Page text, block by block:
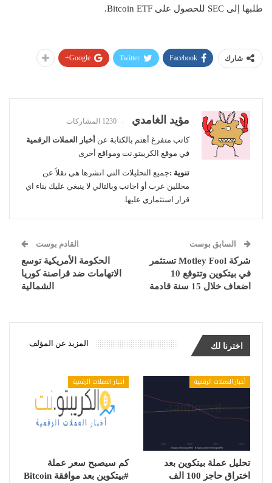
طلبها إلى SEC للحصول على Bitcoin ETF.
شارك Facebook
Twitter
Google+
مؤيد الغامدي 1230 المشاركات
كاتب متفرغ أهتم بالكتابة عن أخبار العملات الرقمية
في موقع الكريبتو.نت ومواقع أخرى
تنوية :جميع التحليلات التي انشرها هي نقلاً عن
محللين عرب أو اجانب وبالتالي لا ينبغي عليك بناء اي
قرار استثماري عليها.
السابق بوست
شركة Motley Fool تستثمر
في بيتكوين وتتوقع 10
اضعاف خلال 15 سنة قادمة
القادم بوست
الحكومة الأمريكية توسع
الاتهامات ضد قراصنة كوريا
الشمالية
اخترنا لك المزيد عن المؤلف
أخبار العملات الرقمية
تحليل عملة بيتكوين بعد
اختراق حاجز 100 الف
أخبار العملات الرقمية
كم سيصبح سعر عملة
#بيتكوين بعد موافقة Bitcoin